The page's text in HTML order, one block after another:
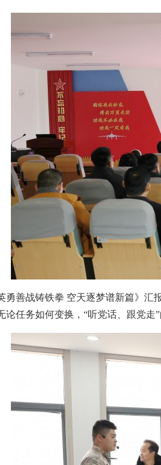
勇善战铸铁拳 空天逐梦谱新篇》
论任务如何变换，“听党话、跟党